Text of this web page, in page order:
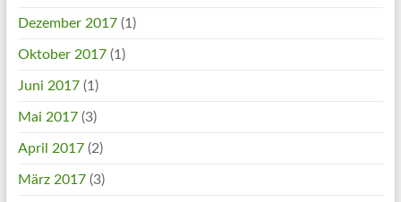
Dezember 2017(1)
Oktober 2017(1)
Juni 2017(1)
Mai 2017(3)
April 2017(2)
März 2017(3)